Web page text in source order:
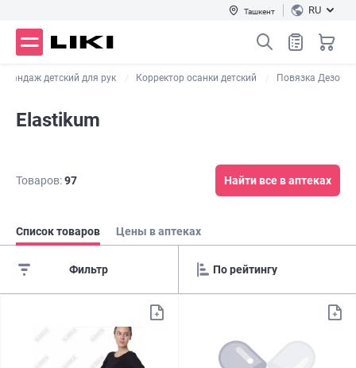
Ташкент RU
Бандаж детский для рук Корректор осанки детский Повязка Дезо
Elastikum
Товаров:97 Найти все в аптеках
Список товаров Цены в аптеках
Фильтр